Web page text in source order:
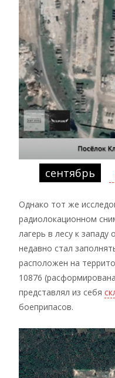
сентябрь
Однако тот же
радиолокационном
лагерь в лесу к
недавно стал
расположен на
10876
представлял из себя
боеприпасов.